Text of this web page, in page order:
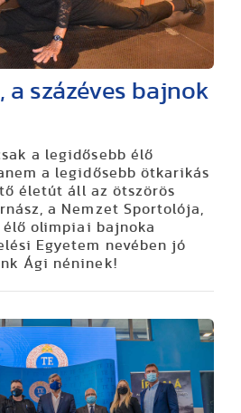
a százéves bajnok
a legidősebb élő
a legidősebb ötkarikás
életút áll az ötszörös
a Nemzet Sportolója,
olimpiai bajnoka
Egyetem nevében jó
Ági néninek!